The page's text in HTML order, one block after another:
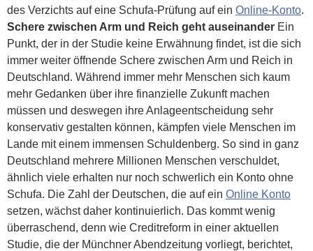
des Verzichts auf eine Schufa-Prüfung auf ein Online-Konto.
Schere zwischen Arm und Reich geht auseinander Ein
Punkt, der in der Studie keine Erwähnung findet, ist die sich
immer weiter öffnende Schere zwischen Arm und Reich in
Deutschland. Während immer mehr Menschen sich kaum
mehr Gedanken über ihre finanzielle Zukunft machen
müssen und deswegen ihre Anlageentscheidung sehr
konservativ gestalten können, kämpfen viele Menschen im
Lande mit einem immensen Schuldenberg. So sind in ganz
Deutschland mehrere Millionen Menschen verschuldet,
ähnlich viele erhalten nur noch schwerlich ein Konto ohne
Schufa. Die Zahl der Deutschen, die auf ein Online Konto
setzen, wächst daher kontinuierlich. Das kommt wenig
überraschend, denn wie Creditreform in einer aktuellen
Studie, die der Münchner Abendzeitung vorliegt, berichtet,